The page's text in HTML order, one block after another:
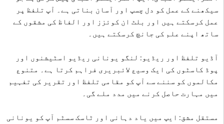
سیکھنے کے عمل کو دل چسپ اور آسان بناتی ہے۔ آپ تلفظ پر
عمل کرسکتے ہیں اور بلٹ ان کوئزز اور الفاظ کی مشقوں کے
ساتھ اپنے علم کی جانچ کرسکتے ہیں۔
آڈیو تلفظ اور ریڈیو: لنگو یونانی ریڈیو اسٹیشنوں اور
پوڈ کاسٹوں کی ایک وسیع لائبریری فراہم کرتا ہے۔ متنوع
مکالموں کو سننے سے آپ کو مقامی تلفظ اور تقریر کی تفہیم
میں مہارت حاصل کرنے میں مدد ملے گی۔
مستقل مشق: ایپ میں یاد دہانی اور ٹاسک سسٹم آپ کو یونانی